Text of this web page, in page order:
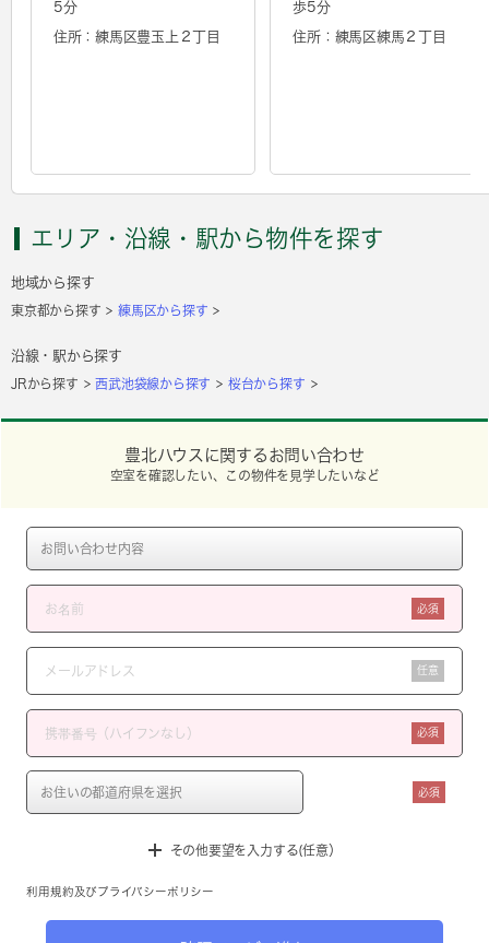
5分
住所：練馬区豊玉上２丁目
歩5分
住所：練馬区練馬２丁目
エリア・沿線・駅から物件を探す
地域から探す
東京都から探す 練馬区から探す
沿線・駅から探す
JRから探す 西武池袋線から探す 桜台から探す
豊北ハウスに関するお問い合わせ
空室を確認したい、この物件を見学したいなど
必須
任意
必須
必須
その他要望を入力する(任意）
利用規約 及び プライバシーポリシー